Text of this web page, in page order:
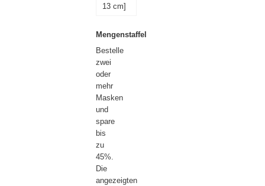
13 cm]
Mengenstaffel
Bestelle
zwei
oder
mehr
Masken
und
spare
bis
zu
45%.
Die
angezeigten